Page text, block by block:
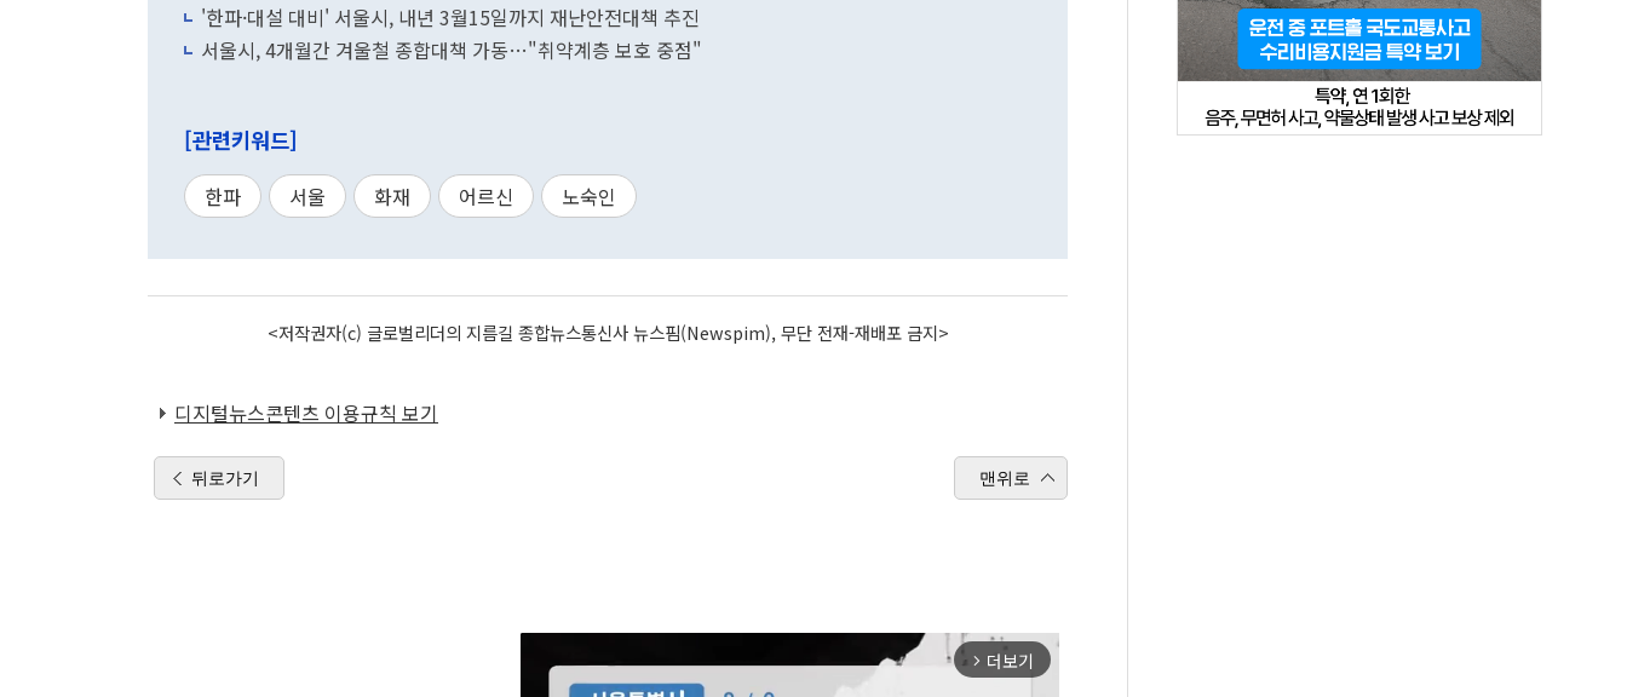
'한파·대설 대비' 서울시, 내년 3월15일까지 재난안전대책 추진
서울시, 4개월간 겨울철 종합대책 가동…"취약계층 보호 중점"
[관련키워드]
한파 서울 화재 어르신 노숙인
<저작권자(c) 글로벌리더의 지름길 종합뉴스통신사 뉴스핌(Newspim), 무단 전재-재배포 금지>
디지털뉴스콘텐츠 이용규칙 보기
뒤로가기 맨위로
arrow_forward_ios 더보기